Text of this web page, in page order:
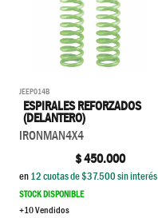
JEEP014B
ESPIRALES REFORZADOS
(DELANTERO)
IRONMAN4X4
$450.000
en12cuotas de $37.500sin interés
STOCK DISPONIBLE
+10 Vendidos